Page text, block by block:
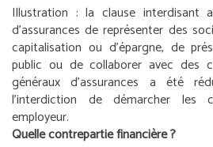
Illustration : la clause interdisant
d’assurances de représenter des
capitalisation ou d’épargne, de
public ou de collaborer avec des
généraux d’assurances a été
l’interdiction de démarcher les
employeur.
Quelle contrepartie financière ?